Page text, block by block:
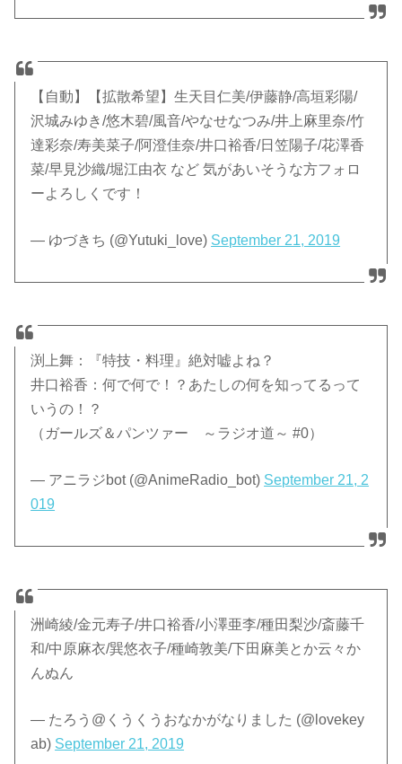
【自動】【拡散希望】生天目仁美/伊藤静/高垣彩陽/
沢城みゆき/悠木碧/風音/やなせなつみ/井上麻里奈/竹
達彩奈/寿美菜子/阿澄佳奈/井口裕香/日笠陽子/花澤香
菜/早見沙織/堀江由衣 など 気があいそうな方フォロ
ーよろしくです！
— ゆづきち (@Yutuki_love) September 21, 2019
渕上舞：『特技・料理』絶対嘘よね？
井口裕香：何で何で！？あたしの何を知ってるって
いうの！？
（ガールズ＆パンツァー ～ラジオ道～ #0）
— アニラジbot (@AnimeRadio_bot) September 21, 2
019
洲崎綾/金元寿子/井口裕香/小澤亜李/種田梨沙/斎藤千
和/中原麻衣/巽悠衣子/種崎敦美/下田麻美とか云々か
んぬん
— たろう@くうくうおなかがなりました (@lovekey
ab) September 21, 2019